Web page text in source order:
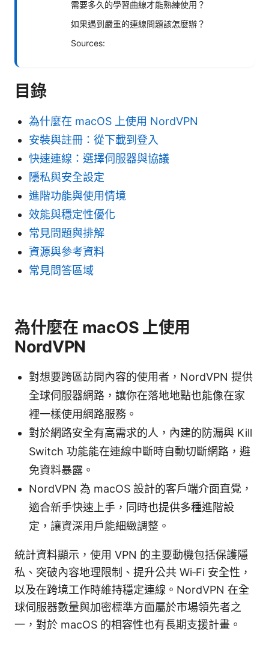
需要多久的學習曲線才能熟練使用？
如果遇到嚴重的連線問題該怎麼辦？
Sources:
目錄
為什麼在 macOS 上使用 NordVPN
安裝與註冊：從下載到登入
快速連線：選擇伺服器與協議
隱私與安全設定
進階功能與使用情境
效能與穩定性優化
常見問題與排解
資源與參考資料
常見問答區域
為什麼在 macOS 上使用
NordVPN
對想要跨區訪問內容的使用者，NordVPN 提供
全球伺服器網路，讓你在落地地點也能像在家
裡一樣使用網路服務。
對於網路安全有高需求的人，內建的防漏與 Kill
Switch 功能能在連線中斷時自動切斷網路，避
免資料暴露。
NordVPN 為 macOS 設計的客戶端介面直覺，
適合新手快速上手，同時也提供多種進階設
定，讓資深用戶能細緻調整。
統計資料顯示，使用 VPN 的主要動機包括保護隱
私、突破內容地理限制、提升公共 Wi‑Fi 安全性，
以及在跨境工作時維持穩定連線。NordVPN 在全
球伺服器數量與加密標準方面屬於市場領先者之
一，對於 macOS 的相容性也有長期支援計畫。